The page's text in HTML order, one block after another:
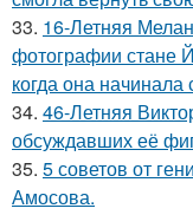
33. 16-Летняя
фотографии стане
когда она
34. 46-Летняя
обсуждавших её
35. 5 советов от
Амосова.